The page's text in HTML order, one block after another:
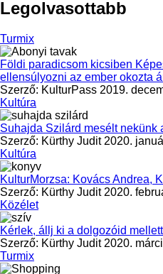
Legolvasottabb
Turmix
Földi paradicsom kicsiben
ellensúlyozni az ember okozta
Szerző: KulturPass 2019.
Kultúra
Suhajda Szilárd mesélt nekünk
Szerző: Kürthy Judit 2020.
Kultúra
KulturMorzsa: Kovács Andrea,
Szerző: Kürthy Judit 2020.
Közélet
Kérlek, állj ki a dolgozóid
Szerző: Kürthy Judit 2020.
Turmix